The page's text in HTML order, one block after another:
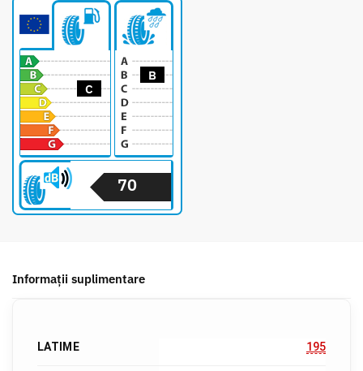
C
B
70
Informații suplimentare
LATIME 195